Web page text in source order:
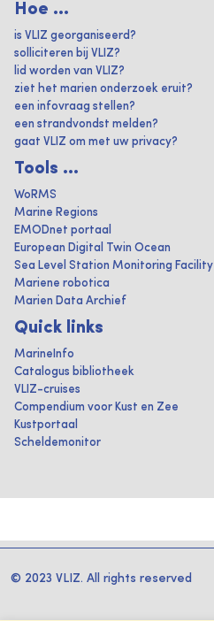
Hoe ...
is VLIZ georganiseerd?
solliciteren bij VLIZ?
lid worden van VLIZ?
ziet het marien onderzoek eruit?
een infovraag stellen?
een strandvondst melden?
gaat VLIZ om met uw privacy?
Tools ...
WoRMS
Marine Regions
EMODnet portaal
European Digital Twin Ocean
Sea Level Station Monitoring Facility
Mariene robotica
Marien Data Archief
Quick links
MarineInfo
Catalogus bibliotheek
VLIZ-cruises
Compendium voor Kust en Zee
Kustportaal
Scheldemonitor
© 2023 VLIZ. All rights reserved